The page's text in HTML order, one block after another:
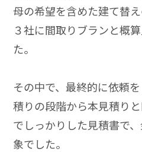
母の希望を含めた建て替え
３社に間取りブランと概
た。
その中で、最終的に依頼
積りの段階から本見積り
でしっかりした見積書で
象でした。